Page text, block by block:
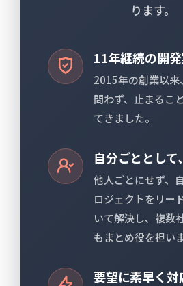
ります。
11年継続の開
2015年の創業以来
問わず、止まるこ
てきました。
自分ごととして
他人ごとにせず、
ロジェクトをリー
いて解決し、複数
もまとめ役を担いま
要望に素早く対